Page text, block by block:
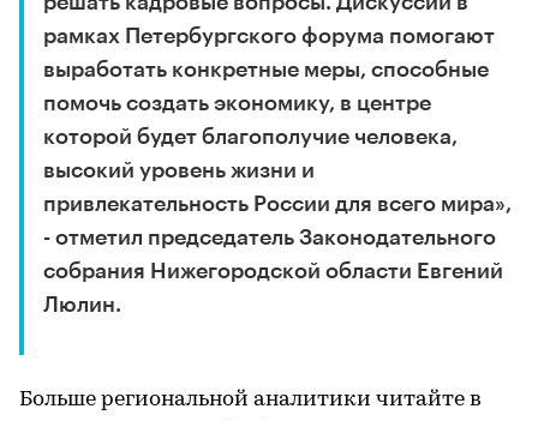
рамках Петербургского форума помогают
выработать конкретные меры, способные
помочь создать экономику, в центре
которой будет благополучие человека,
высокий уровень жизни и
привлекательность России для всего мира»,
- отметил председатель Законодательного
собрания Нижегородской области Евгений
Люлин.
Больше региональной аналитики читайте в